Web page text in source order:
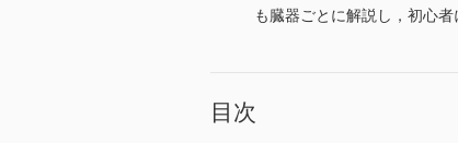
も臓器ごとに解説し，初心
目次